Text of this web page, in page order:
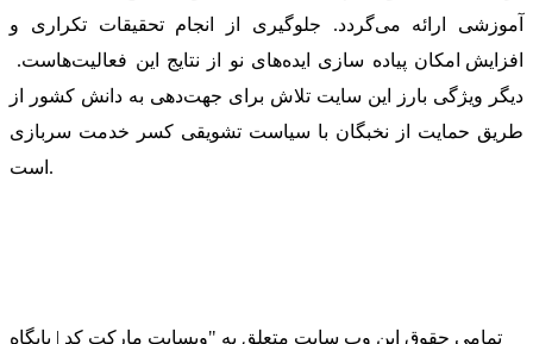
آموزشی ارائه می‌گردد. جلوگیری از انجام تحقیقات تکراری و
افزایش امکان پیاده سازی ایده‌های نو از نتایج این فعالیت‌هاست.
دیگر ویژگی بارز این سایت تلاش برای جهت‌دهی به دانش کشور از
طریق حمایت از نخبگان با سیاست تشویقی کسر خدمت سربازی
است.
تمامی حقوق این وب سایت متعلق به "وبسایت مارکت کد | پایگاه